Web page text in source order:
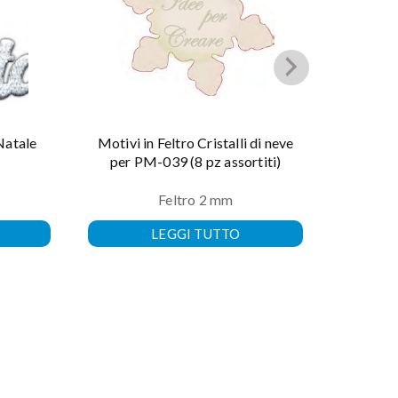
Motivi in Feltro Cristalli di neve
per PM-039 (8 pz assortiti)
Feltro 2 mm
LEGGI TUTTO